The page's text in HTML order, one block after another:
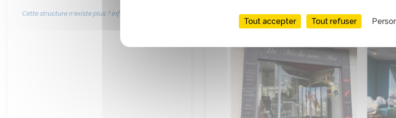
Cette structure n'existe plus ? informez-nous ! Galerie d'images
Tout accepter Tout refuser